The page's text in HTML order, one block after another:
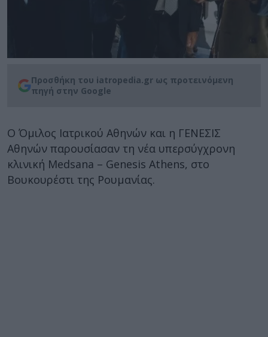
Προσθήκη του iatropedia.gr ως προτεινόμενη
πηγή στην Google
Ο Όμιλος Ιατρικού Αθηνών και η ΓΕΝΕΣΙΣ
Αθηνών παρουσίασαν τη νέα υπερσύγχρονη
κλινική Μedsana – Genesis Athens, στο
Βουκουρέστι της Ρουμανίας.